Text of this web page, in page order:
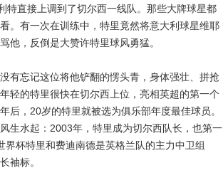
直接上调到了切尔西一线队。那些大牌球星都
。有一次在训练中，特里竟然将意大利球星维耶
他，反倒是大赞许特里球风勇猛。
忘记这位将他铲翻的愣头青，身体强壮、拼抢
轻的特里很快在切尔西上位，亮相英超的第一个
后，20岁的特里就被选为俱乐部年度最佳球员。
生水起：2003年，特里成为切尔西队长，也第一
杯特里和费迪南德是英格兰队的主力中卫组
袖标。